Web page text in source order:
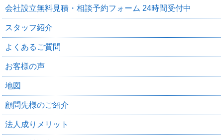
会社設立無料見積・相談予約フォーム 24時間受付中
スタッフ紹介
よくあるご質問
お客様の声
地図
顧問先様のご紹介
法人成りメリット